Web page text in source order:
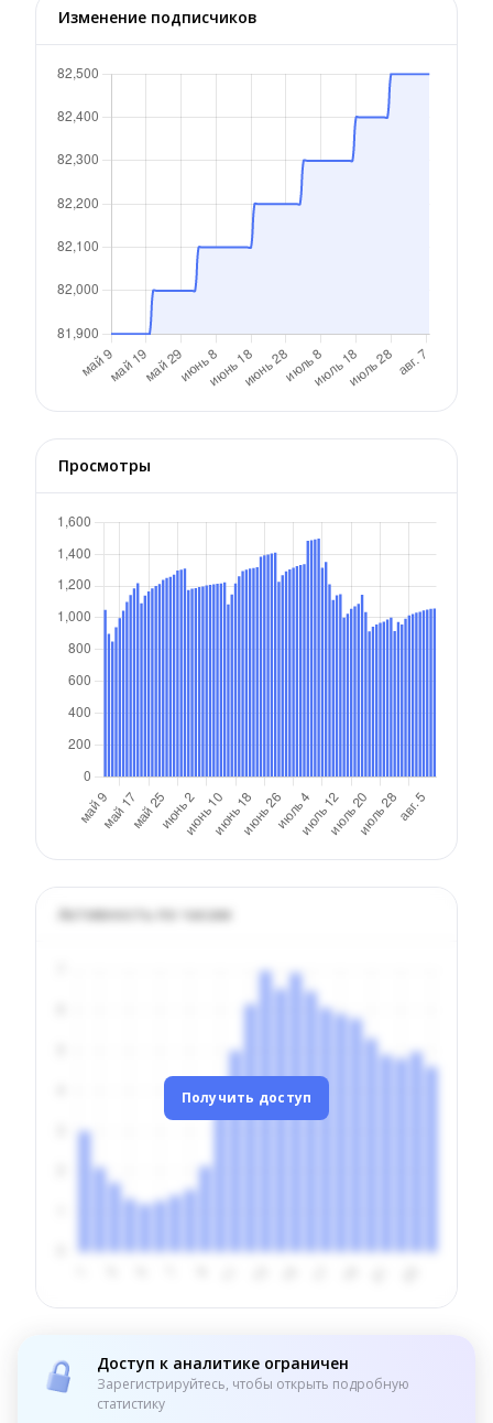
Изменение подписчиков
Просмотры
Активность по часам
Получить доступ
Доступ к аналитике ограничен
Зарегистрируйтесь, чтобы открыть подробную
статистику